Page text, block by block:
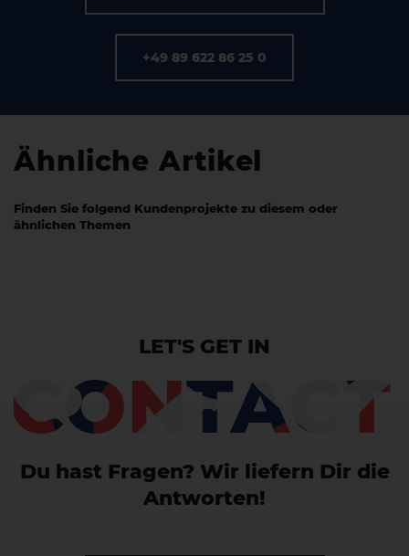
+49 89 622 86 25 0
Ähnliche Artikel
Finden Sie folgend Kundenprojekte zu diesem oder
ähnlichen Themen
LET'S GET IN
CONTACT
Du hast Fragen? Wir liefern Dir die
Antworten!